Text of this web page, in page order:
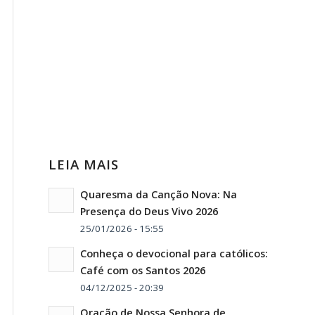
LEIA MAIS
Quaresma da Canção Nova: Na
Presença do Deus Vivo 2026
25/01/2026 - 15:55
Conheça o devocional para católicos:
Café com os Santos 2026
04/12/2025 - 20:39